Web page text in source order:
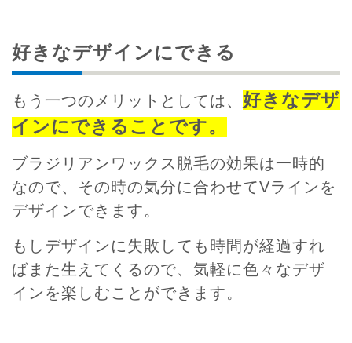
好きなデザインにできる
もう一つのメリットとしては、 好きなデザ
インにできることです。
ブラジリアンワックス脱毛の効果は一時的
なので、その時の気分に合わせてVラインを
デザインできます。
もしデザインに失敗しても時間が経過すれ
ばまた生えてくるので、気軽に色々なデザ
インを楽しむことができます。